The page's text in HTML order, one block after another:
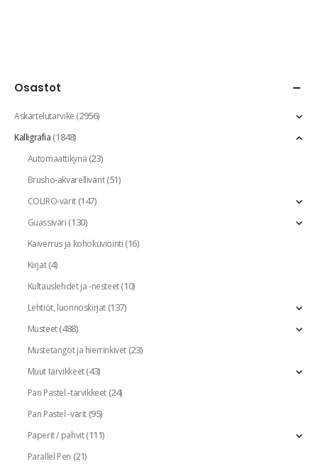
Osastot
Askartelutarvike(2956)
Kalligrafia(1848)
Automaattikynä(23)
Brusho-akvarellivärit(51)
COLIRO-värit(147)
Guassiväri(130)
Kaiverrus ja kohokuviointi(16)
Kirjat(4)
Kultauslehdet ja -nesteet(10)
Lehtiöt, luonnoskirjat(137)
Musteet(488)
Mustetangot ja hierrinkivet(23)
Muut tarvikkeet(43)
Pan Pastel -tarvikkeet(24)
Pan Pastel -värit(95)
Paperit / pahvit(111)
Parallel Pen (21)